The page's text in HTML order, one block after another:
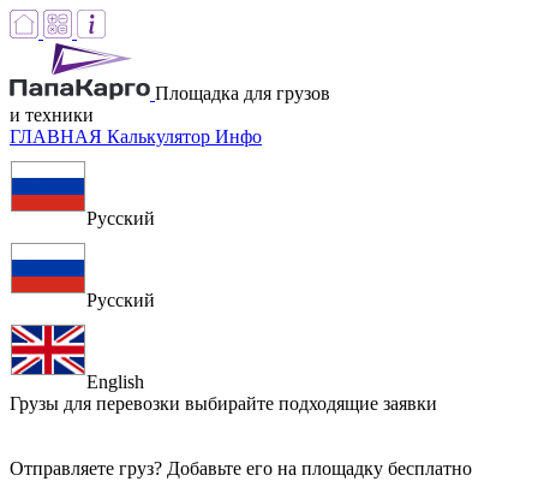
Площадка для грузов
и техники
ГЛАВНАЯ Калькулятор Инфо
Русский
Русский
English
Грузы для перевозки выбирайте подходящие заявки
Отправляете груз? Добавьте его на площадку бесплатно